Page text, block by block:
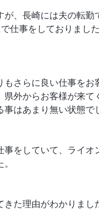
、長崎には夫の転
仕事をしておりまし
さらに良い仕事を
県外からお客様が来
はあまり無い状態で
事をしていて、ライ
きた理由がわかりま